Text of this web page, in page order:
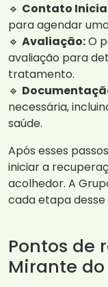
🔹 Contato
para agendar
🔹 Avaliação:O
avaliação para
tratamento.
🔹
necessária,
saúde.
Após esses
iniciar a
acolhedor. A
cada etapa desse
Pontos de
Mirante